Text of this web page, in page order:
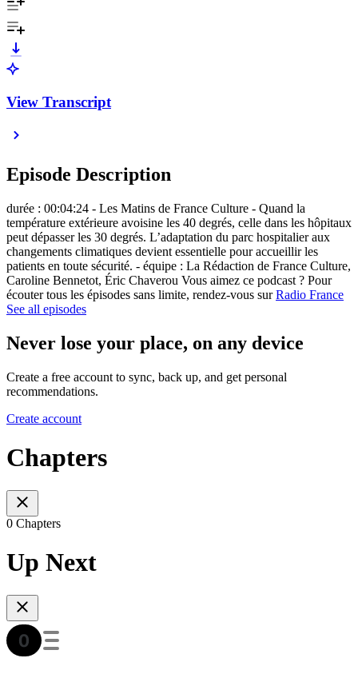
View Transcript
Episode Description
durée : 00:04:24 - Les Matins de France Culture - Quand la
température extérieure avoisine les 40 degrés, celle dans les hôpitaux
peut dépasser les 30 degrés. L’adaptation du parc hospitalier aux
changements climatiques devient essentielle pour accueillir les
patients en toute sécurité. - équipe : La Rédaction de France Culture,
Caroline Bennetot, Éric Chaverou Vous aimez ce podcast ? Pour
écouter tous les épisodes sans limite, rendez-vous surRadio France
See all episodes
Never lose your place, on any device
Create a free account to sync, back up, and get personal
recommendations.
Create account
Chapters
0 Chapters
Up Next